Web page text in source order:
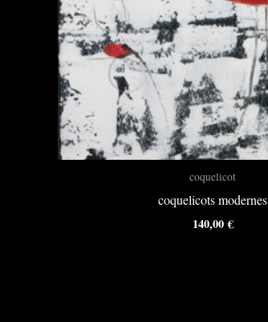
coquelicot
coquelicots modernes
140,00€